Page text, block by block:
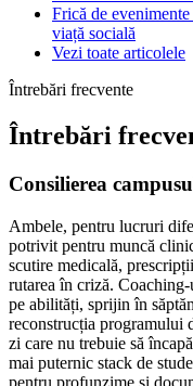
Frică de
viață socială
Vezi toate articolele
Întrebări frecvente
Întrebări
Consilierea
Ambele, pentru lucruri
potrivit pentru muncă
scutire medicală,
rutarea în criză.
pe abilități, sprijin în
reconstrucția programului
zi care nu trebuie să
mai puternic stack de
pentru profunzime și